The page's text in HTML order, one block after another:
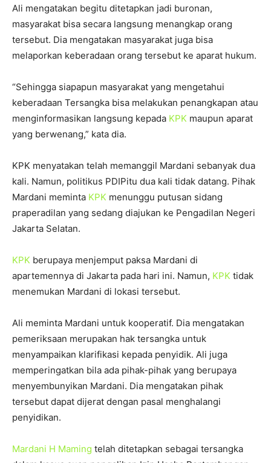
Ali mengatakan begitu ditetapkan jadi buronan,
masyarakat bisa secara langsung menangkap orang
tersebut. Dia mengatakan masyarakat juga bisa
melaporkan keberadaan orang tersebut ke aparat hukum.
“Sehingga siapapun masyarakat yang mengetahui
keberadaan Tersangka bisa melakukan penangkapan atau
menginformasikan langsung kepada KPK maupun aparat
yang berwenang,” kata dia.
KPK menyatakan telah memanggil Mardani sebanyak dua
kali. Namun, politikus PDIPitu dua kali tidak datang. Pihak
Mardani meminta KPK menunggu putusan sidang
praperadilan yang sedang diajukan ke Pengadilan Negeri
Jakarta Selatan.
KPK berupaya menjemput paksa Mardani di
apartemennya di Jakarta pada hari ini. Namun, KPK tidak
menemukan Mardani di lokasi tersebut.
Ali meminta Mardani untuk kooperatif. Dia mengatakan
pemeriksaan merupakan hak tersangka untuk
menyampaikan klarifikasi kepada penyidik. Ali juga
memperingatkan bila ada pihak-pihak yang berupaya
menyembunyikan Mardani. Dia mengatakan pihak
tersebut dapat dijerat dengan pasal menghalangi
penyidikan.
Mardani H Maming telah ditetapkan sebagai tersangka